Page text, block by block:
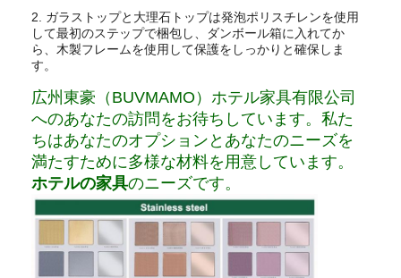
2. ガラストップと大理石トップは発泡ポリスチレンを使用
して最初のステップで梱包し、ダンボール箱に入れてか
ら、木製フレームを使用して保護をしっかりと確保しま
す。
広州東豪（BUVMAMO）ホテル家具有限公司
へのあなたの訪問をお待ちしています。私た
ちはあなたのオプションとあなたのニーズを
満たすために多様な材料を用意しています。
ホテルの家具のニーズです。